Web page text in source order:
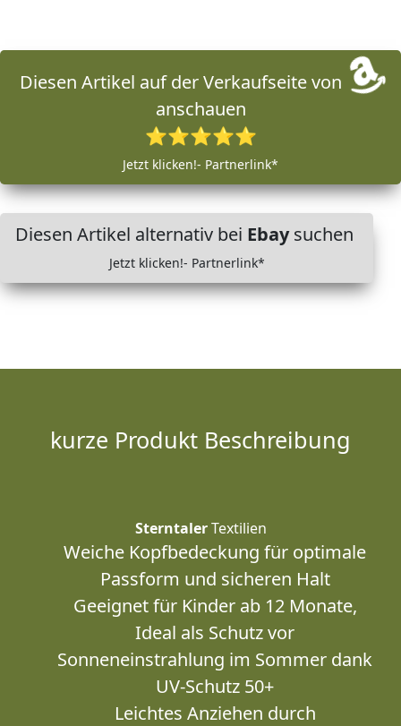
Diesen Artikel auf der Verkaufseite von
anschauen
⭐⭐⭐⭐⭐
Jetzt klicken!- Partnerlink*
Diesen Artikel alternativ bei Ebaysuchen
Jetzt klicken!- Partnerlink*
kurze Produkt Beschreibung
SterntalerTextilien
Weiche Kopfbedeckung für optimale
Passform und sicheren Halt
Geeignet für Kinder ab 12 Monate,
Ideal als Schutz vor
Sonneneinstrahlung im Sommer dank
UV-Schutz 50+
Leichtes Anziehen durch